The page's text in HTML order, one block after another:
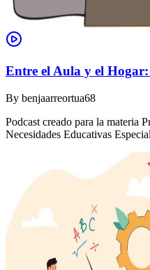
Entre el Aula y el
By benjaarreortua68
Podcast creado para la materia
Necesidades Educativas